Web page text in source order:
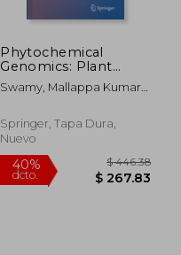
Phytochemical
Genomics: Plant
Metabolomics and
Medicinal Plant
Swamy, Mallappa Kumara
Springer, Tapa Dura,
Nuevo